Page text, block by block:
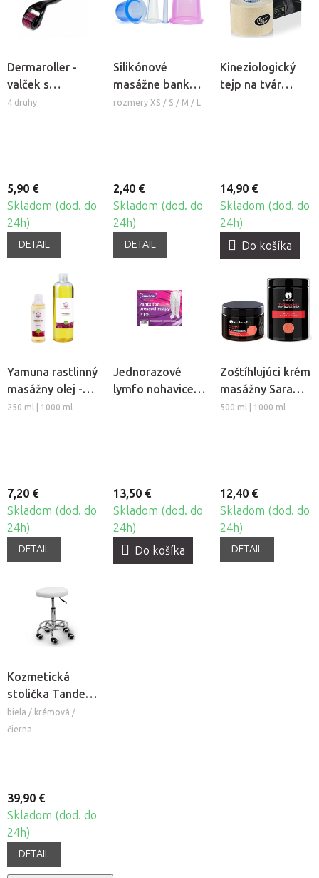
Dermaroller -
valček s
mikroihlami
4 druhy
5,90 €
Skladom (dod. do
24h)
DETAIL
Silikónové
masážne banky
Fabulo Bell
rozmery XS / S / M / L
2,40 €
Skladom (dod. do
24h)
DETAIL
Kineziologický
tejp na tvár
14,90 €
Skladom (dod. do
24h)
Do košíka
Yamuna rastlinný
masážny olej -
Hrozno
250 ml | 1000 ml
7,20 €
Skladom (dod. do
24h)
DETAIL
Jednorazové
lymfo nohavice z
13,50 €
Skladom (dod. do
24h)
Do košíka
Zoštíhlujúci krém
masážny Sara
Beauty Spa -
500 ml | 1000 ml
12,40 €
Skladom (dod. do
24h)
DETAIL
Kozmetická
stolička Tandem
COS
biela / krémová /
čierna
39,90 €
Skladom (dod. do
24h)
DETAIL